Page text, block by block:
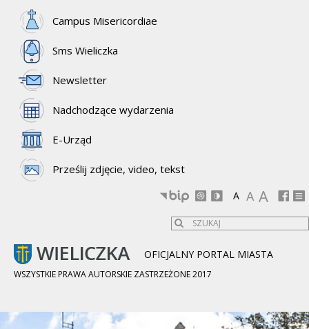
Campus Misericordiae
Sms Wieliczka
Newsletter
Nadchodzące wydarzenia
E-Urząd
Prześlij zdjęcie, video, tekst
A A A
OFICJALNY PORTAL MIASTA
WSZYSTKIE PRAWA AUTORSKIE ZASTRZEŻONE 2017